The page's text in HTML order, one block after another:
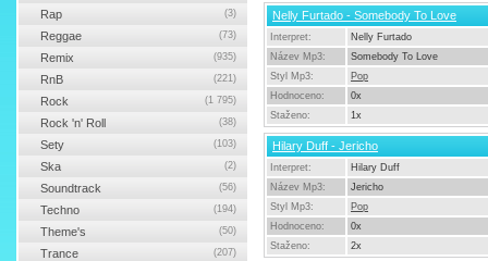
Nelly Furtado - Somebody To Love
Interpret:
Nelly Furtado
Název Mp3:
Somebody To Love
Styl Mp3:
Pop
Hodnoceno:
0x
Staženo:
1x
Hilary Duff - Jericho
Interpret:
Hilary Duff
Název Mp3:
Jericho
Styl Mp3:
Pop
Hodnoceno:
0x
Staženo:
2x
Rap (3)
Reggae (73)
Remix (935)
RnB (221)
Rock (1 795)
Rock 'n' Roll (38)
Sety (103)
Ska (2)
Soundtrack (56)
Techno (194)
Theme's (50)
Trance (207)